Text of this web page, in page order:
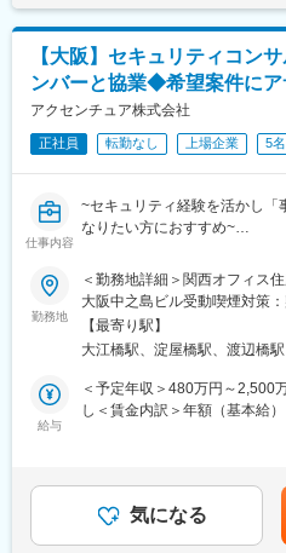
また、担当チームのメンバー
の指導や労務管理を行います。
※お任せする役割や参画いただ
バックグラウンドを加味し、
変更の範囲：会社の定める業務
■具体的なプロジェクトの例：
・保険業界：
従来の保険の提供価値を超え
深めていくことのできる新規
運営に至るまでの全体変革推
立案・実行、プロセス変革、
略・利用高度化、顧客向けア
必要システムの立案・開発
・銀行業界：
ール営業モデルの全体見直し
入・高度化含めた変革推進、
案・運用高度化
・プロフェッショナルとして
して主体的に推進していきたい
・生成AIなど最新テクノロジ
と理解をお持ちの方
・ロジカルシンキング・クリ
【大阪】セキュリティコン
ンバーと協業◆希望案件に
アクセンチュア株式会社
正社員 転勤なし 上場企業 5
仕事内容
~セキュリティ経験を活かし「
なりたい方におすすめ~
●ご経験に合わせたセキュリ
●希望案件にアサイン×CISOに
広いキャリア◎
サイバー攻撃やセキュリティ
ンス（耐性）強化を図るため
供を行うセキュリティの専門家
■業務内容：
ご入社後はプロジェクト状況
勤務地
＜勤務地詳細＞関西オフィス
大阪中之島ビル受動喫煙対策
の定める事業所（リモートワー
【最寄り駅】
大江橋駅、淀屋橋駅、渡辺橋駅
給与
＜予定年収＞480万円～2,500
し＜賃金内訳＞年額（基本給
たします。※上記年収に加え、
分）、賞与を含めた金額とな
クラスまでを想定）賃金はあ
気になる